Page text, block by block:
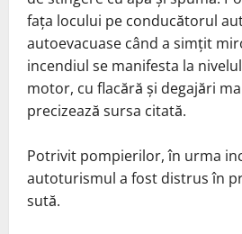
faţa locului pe conducătorul
autoevacuase când a simţit
incendiul se manifesta la
motor, cu flacără şi degajări
precizează sursa citată.
Potrivit pompierilor, în urma
autoturismul a fost distrus în
sută.